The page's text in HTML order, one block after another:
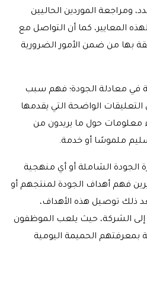
ومراجعة الموردين الحاليين
المعايير، كما أن التواصل مع
بها من ضمن الأمور الضرورية
في معادلة الجودة؛ فهم سبب
الواضحة التي يقدمها
معلومات حول ما يريدون من
ملموسًا أو خدمة.
الجودة الشاملة أو أي منهجية
فهم أهداف الجودة لمنتجهم أو
ذلك توصيل هذه الأهداف،
إلى الشركة، حيث يلعب الموظفون
بمعرفتهم الحميمة اليومية